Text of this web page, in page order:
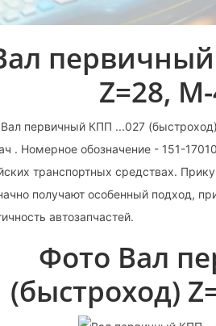
Z=28,
первичный КПП ...027
. Номерное обозначение - 151-
транспортных средствах.
получают особенный подход,
автозапчастей.
Фото Вал
(быстроход)